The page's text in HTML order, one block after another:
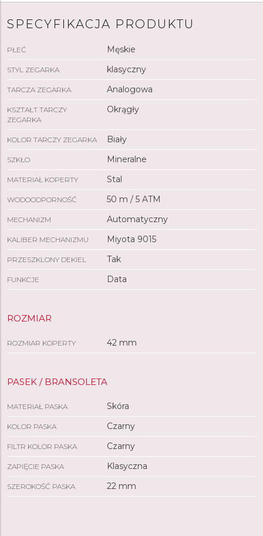
SPECYFIKACJA PRODUKTU
PŁEĆ Męskie
STYL ZEGARKA klasyczny
TARCZA ZEGARKA Analogowa
KSZTAŁT TARCZY
ZEGARKA
Okrągły
KOLOR TARCZY ZEGARKA Biały
SZKŁO Mineralne
MATERIAŁ KOPERTY Stal
WODOODPORNOŚĆ 50 m / 5 ATM
MECHANIZM Automatyczny
KALIBER MECHANIZMU Miyota 9015
PRZESZKLONY DEKIEL Tak
FUNKCJE Data
ROZMIAR
ROZMIAR KOPERTY 42 mm
PASEK / BRANSOLETA
MATERIAŁ PASKA Skóra
KOLOR PASKA Czarny
FILTR KOLOR PASKA Czarny
ZAPIĘCIE PASKA Klasyczna
SZEROKOŚĆ PASKA 22 mm